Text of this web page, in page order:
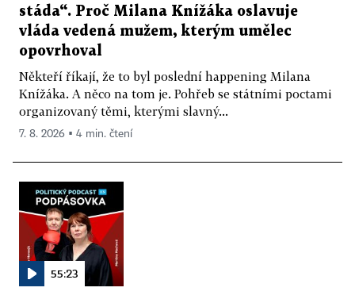
stáda“. Proč Milana Knížáka oslavuje
vláda vedená mužem, kterým umělec
opovrhoval
Někteří říkají, že to byl poslední happening Milana
Knížáka. A něco na tom je. Pohřeb se státními poctami
organizovaný těmi, kterými slavný...
7. 8. 2026 ▪ 4 min. čtení
55:23